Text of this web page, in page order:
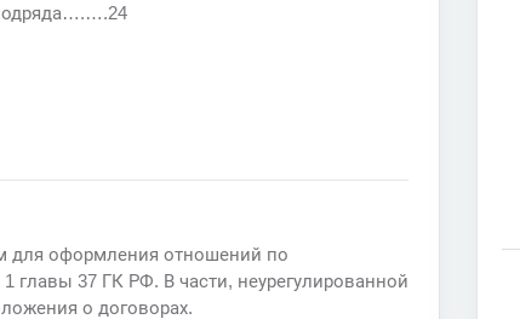
для оформления отношений по
главы 37 ГК РФ. В части, неурегулированной
о договорах.